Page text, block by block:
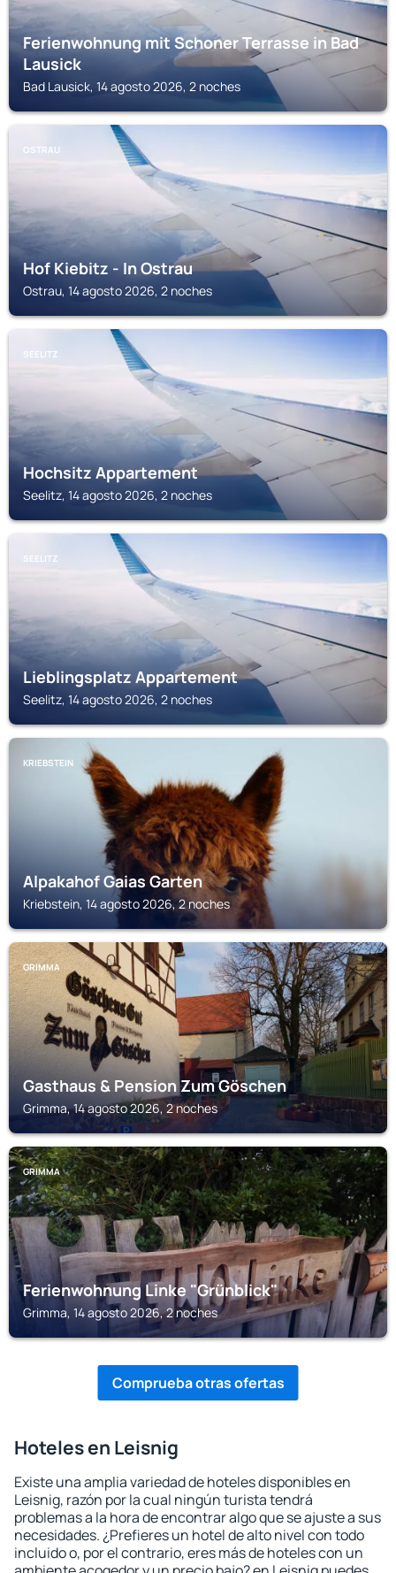
Ferienwohnung mit Schoner Terrasse in Bad
Lausick
Bad Lausick, 14 agosto 2026, 2 noches
OSTRAU
Hof Kiebitz - In Ostrau
Ostrau, 14 agosto 2026, 2 noches
SEELITZ
Hochsitz Appartement
Seelitz, 14 agosto 2026, 2 noches
SEELITZ
Lieblingsplatz Appartement
Seelitz, 14 agosto 2026, 2 noches
KRIEBSTEIN
Alpakahof Gaias Garten
Kriebstein, 14 agosto 2026, 2 noches
GRIMMA
Gasthaus & Pension Zum Göschen
Grimma, 14 agosto 2026, 2 noches
GRIMMA
Ferienwohnung Linke "Grünblick"
Grimma, 14 agosto 2026, 2 noches
Comprueba otras ofertas
Hoteles en Leisnig
Existe una amplia variedad de hoteles disponibles en
Leisnig, razón por la cual ningún turista tendrá
problemas a la hora de encontrar algo que se ajuste a sus
necesidades. ¿Prefieres un hotel de alto nivel con todo
incluido o, por el contrario, eres más de hoteles con un